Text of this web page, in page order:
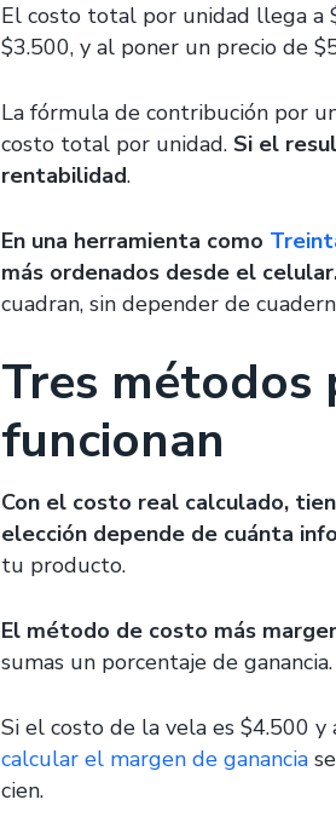
El costo total por unidad llega a
$3.500, y al poner un precio de
La fórmula de contribución por
costo total por unidad. Si el
rentabilidad.
En una herramienta como
más ordenados desde el
cuadran, sin depender de
Tres métodos
funcionan
Con el costo real calculado,
elección depende de cuánta
tu producto.
El método de costo más
sumas un porcentaje de ganancia.
Si el costo de la vela es $4.500
calcular el margen de ganancia
cien.